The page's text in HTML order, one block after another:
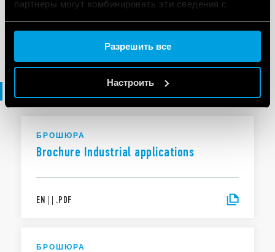
партнеры могут комбинировать эти сведения с
предоставленной вами информацией, а также
данными, которые они получили при использовании
Разрешить все
Настроить
БРОШЮРА
Brochure Industrial applications
EN | | .PDF
БРОШЮРА